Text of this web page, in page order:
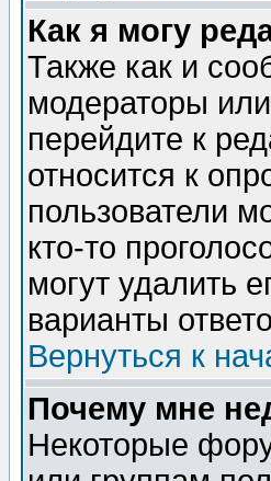
Как я могу
Также как и
модераторы
перейдите к
относится к
пользователи
кто-то
могут удалить
варианты
Вернуться к
Почему мне
Некоторые